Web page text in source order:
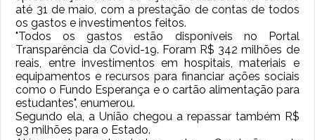
até 31 de maio, com a prestação de contas de todos
os gastos e investimentos feitos.
"Todos os gastos estão disponíveis no Portal
Transparência da Covid-19. Foram R$ 342 milhões de
reais, entre investimentos em hospitais, materiais e
equipamentos e recursos para financiar ações sociais
como o Fundo Esperança e o cartão alimentação para
estudantes", enumerou.
Segundo ela, a União chegou a repassar também R$
93 milhões para o Estado.